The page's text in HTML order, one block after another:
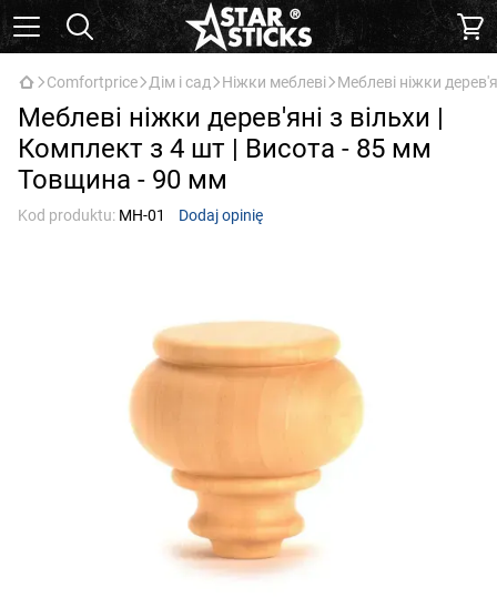
Comfortprice Дім і сад Ніжки меблеві Меблеві ніжки
Меблеві ніжки дерев'яні з вільхи |
Комплект з 4 шт | Висота - 85 мм
Товщина - 90 мм
Kod produktu: МН-01 Dodaj opinię